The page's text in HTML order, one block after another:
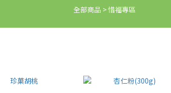
全部商品 >惜福專區